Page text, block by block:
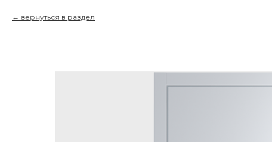
вернуться в раздел